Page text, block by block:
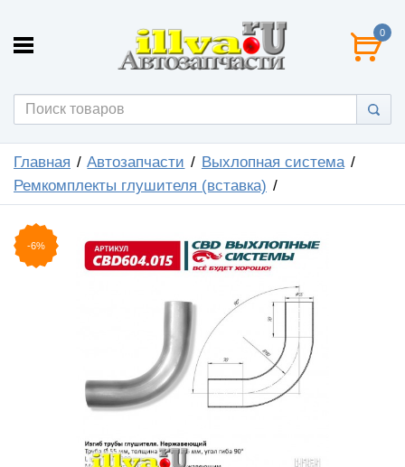
0
Главная Автозапчасти
Выхлопная система
Ремкомплекты глушителя (вставка)
-6%